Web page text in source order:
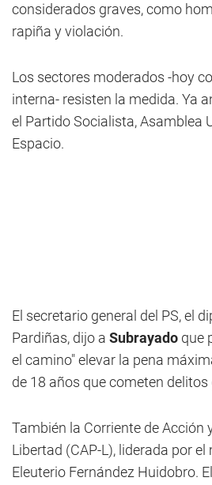
considerados graves, como
rapiña y violación.
Los sectores moderados -hoy
interna- resisten la medida. Ya
el Partido Socialista, Asamblea
Espacio.
El secretario general del PS, el
Pardiñas, dijo a Subrayado que
el camino" elevar la pena
de 18 años que cometen delitos
También la Corriente de Acción
Libertad (CAP-L), liderada por
Eleuterio Fernández Huidobro.